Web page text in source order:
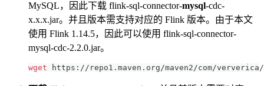
MySQL，因此下载 flink-sql-connector-mysql-cdc-
x.x.x.jar。并且版本需支持对应的 Flink 版本。由于本文
使用 Flink 1.14.5，因此可以使用 flink-sql-connector-
mysql-cdc-2.2.0.jar。
wget https://repo1.maven.org/maven2/com/